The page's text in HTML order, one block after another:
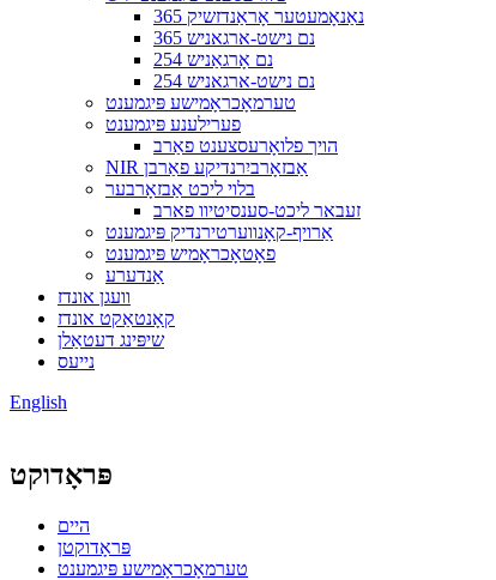
365 נאַנאָמעטער אָראַנדזשיק
365 נם נישט-ארגאניש
254 נם אָרגאַניש
254 נם נישט-ארגאניש
טערמאָכראָמישע פּיגמענט
פערילענע פּיגמענט
הויך פלואָרעסצענט פאַרב
NIR אַבזאָרביִרנדיקע פאַרבן
בלוי ליכט אַבזאָרבער
זעבאר ליכט-סענסיטיוו פארב
אַרויף-קאָנווערטירנדיק פּיגמענט
פאָטאָכראָמיש פּיגמענט
אַנדערע
וועגן אונדז
קאָנטאַקט אונדז
שיפּינג דעטאַלן
נייעס
English
פּראָדוקט
היים
פּראָדוקטן
טערמאָכראָמישע פּיגמענט